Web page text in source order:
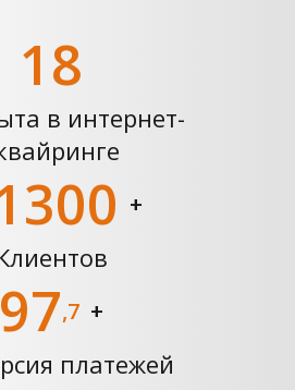
18
в интернет-
+
97,7 +
платежей